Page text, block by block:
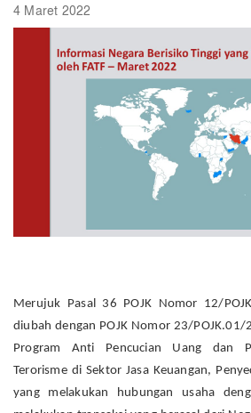
4 Maret 2022
Merujuk Pasal 36 POJK Nomor 12/
diubah dengan POJK Nomor 23/
Program Anti Pencucian Uang dan
Terorisme di Sektor Jasa Keuangan,
yang melakukan hubungan usaha